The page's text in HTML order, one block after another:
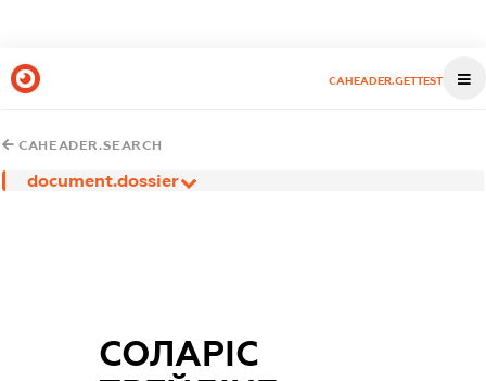
CAHEADER.GETTEST
CAHEADER.SEARCH
document.dossier
СОЛАРІС